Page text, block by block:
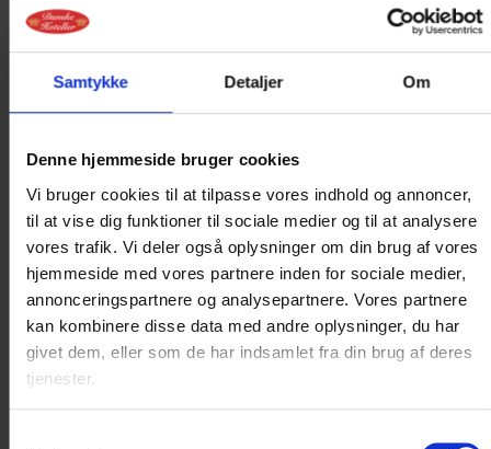
Samtykke Detaljer Om
Denne hjemmeside bruger cookies
Vi bruger cookies til at tilpasse vores indhold og annoncer,
til at vise dig funktioner til sociale medier og til at analysere
vores trafik. Vi deler også oplysninger om din brug af vores
hjemmeside med vores partnere inden for sociale medier,
annonceringspartnere og analysepartnere. Vores partnere
kan kombinere disse data med andre oplysninger, du har
givet dem, eller som de har indsamlet fra din brug af deres
tjenester.
dagtimer
aftentimer*
Arrangør/kontaktpersonens mailadresse *
Arrangør/kontaktpersonens adresse*